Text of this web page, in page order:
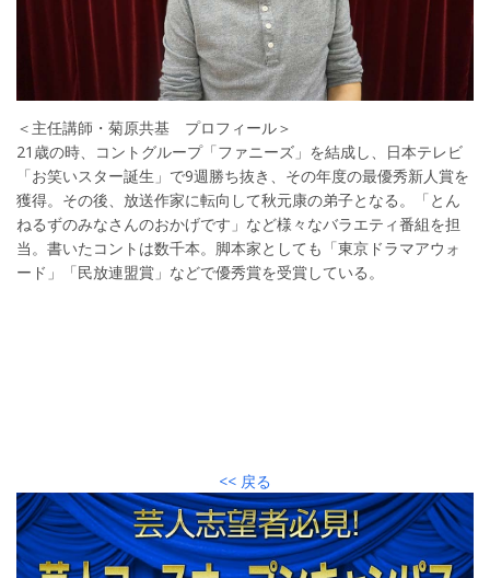
＜主任講師・菊原共基 プロフィール＞
21歳の時、コントグループ「ファニーズ」を結成し、日本テレビ
「お笑いスター誕生」で9週勝ち抜き、その年度の最優秀新人賞を
獲得。その後、放送作家に転向して秋元康の弟子となる。「とん
ねるずのみなさんのおかげです」など様々なバラエティ番組を担
当。書いたコントは数千本。脚本家としても「東京ドラマアウォ
ード」「民放連盟賞」などで優秀賞を受賞している。
<< 戻る